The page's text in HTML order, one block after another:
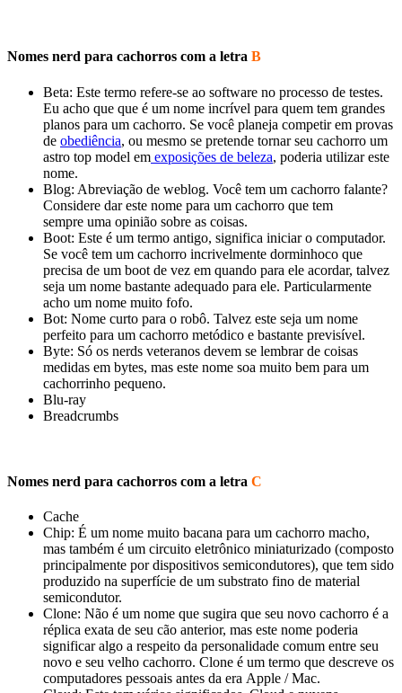
Nomes nerd para cachorros com a letra B
Beta: Este termo refere-se ao software no processo de testes.
Eu acho que que é um nome incrível para quem tem grandes
planos para um cachorro. Se você planeja competir em provas
de obediência, ou mesmo se pretende tornar seu cachorro um
astro top model em exposições de beleza, poderia utilizar este
nome.
Blog: Abreviação de weblog. Você tem um cachorro falante?
Considere dar este nome para um cachorro que tem
sempre uma opinião sobre as coisas.
Boot: Este é um termo antigo, significa iniciar o computador.
Se você tem um cachorro incrivelmente dorminhoco que
precisa de um boot de vez em quando para ele acordar, talvez
seja um nome bastante adequado para ele. Particularmente
acho um nome muito fofo.
Bot: Nome curto para o robô. Talvez este seja um nome
perfeito para um cachorro metódico e bastante previsível.
Byte: Só os nerds veteranos devem se lembrar de coisas
medidas em bytes, mas este nome soa muito bem para um
cachorrinho pequeno.
Blu-ray
Breadcrumbs
Nomes nerd para cachorros com a letra C
Cache
Chip: É um nome muito bacana para um cachorro macho,
mas também é um circuito eletrônico miniaturizado (composto
principalmente por dispositivos semicondutores), que tem sido
produzido na superfície de um substrato fino de material
semicondutor.
Clone: ​​Não é um nome que sugira que seu novo cachorro é a
réplica exata de seu cão anterior, mas este nome poderia
significar algo a respeito da personalidade comum entre seu
novo e seu velho cachorro. Clone é um termo que descreve os
computadores pessoais antes da era Apple / Mac.